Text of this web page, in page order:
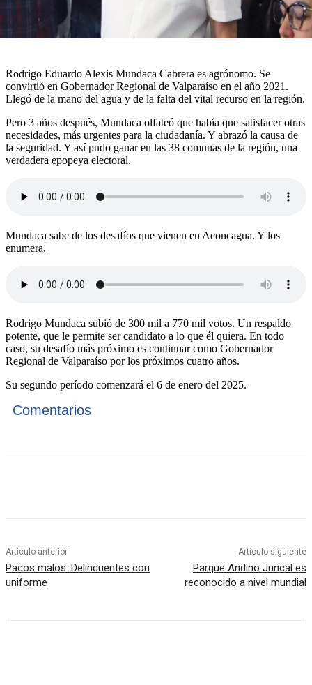
Rodrigo Eduardo Alexis Mundaca Cabrera es agrónomo. Se
convirtió en Gobernador Regional de Valparaíso en el año 2021.
Llegó de la mano del agua y de la falta del vital recurso en la región.
Pero 3 años después, Mundaca olfateó que había que satisfacer otras
necesidades, más urgentes para la ciudadanía. Y abrazó la causa de
la seguridad. Y así pudo ganar en las 38 comunas de la región, una
verdadera epopeya electoral.
Mundaca sabe de los desafíos que vienen en Aconcagua. Y los
enumera.
Rodrigo Mundaca subió de 300 mil a 770 mil votos. Un respaldo
potente, que le permite ser candidato a lo que él quiera. En todo
caso, su desafío más próximo es continuar como Gobernador
Regional de Valparaíso por los próximos cuatro años.
Su segundo período comenzará el 6 de enero del 2025.
Comentarios
Artículo anterior
Pacos malos: Delincuentes con
uniforme
Artículo siguiente
Parque Andino Juncal es
reconocido a nivel mundial